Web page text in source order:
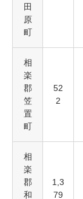
田
原
町
相
楽
郡
笠
置
町
52
2
相
楽
郡
和
1,3
79